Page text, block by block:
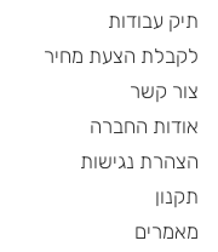
תיק עבודות
לקבלת הצעת מחיר
צור קשר
אודות החברה
הצהרת נגישות
תקנון
מאמרים